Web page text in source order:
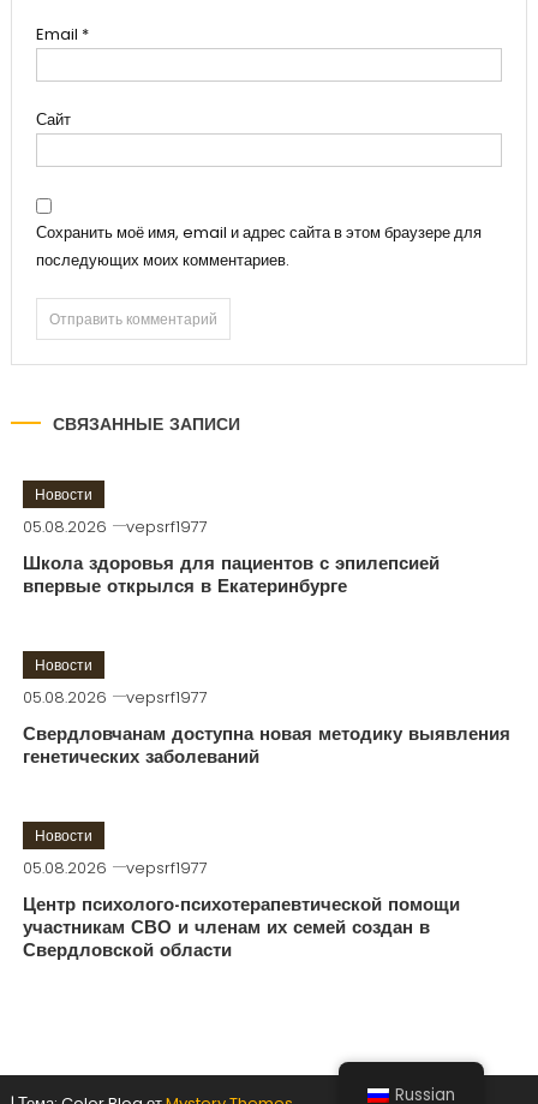
Email *
Сайт
Сохранить моё имя, email и адрес сайта в этом браузере для
последующих моих комментариев.
СВЯЗАННЫЕ ЗАПИСИ
Новости
05.08.2026 vepsrf1977
Школа здоровья для пациентов с эпилепсией
впервые открылся в Екатеринбурге
Новости
05.08.2026 vepsrf1977
Свердловчанам доступна новая методику выявления
генетических заболеваний
Новости
05.08.2026 vepsrf1977
Центр психолого-психотерапевтической помощи
участникам СВО и членам их семей создан в
Свердловской области
Russian